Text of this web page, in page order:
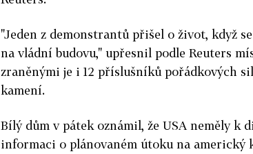
"Jeden z demonstrantů přišel o život, když
na vládní budovu," upřesnil podle Reuters
zraněnými je i 12 příslušníků pořádkových
kamení.
Bílý dům v pátek oznámil, že USA neměly k
informaci o plánovaném útoku na americký